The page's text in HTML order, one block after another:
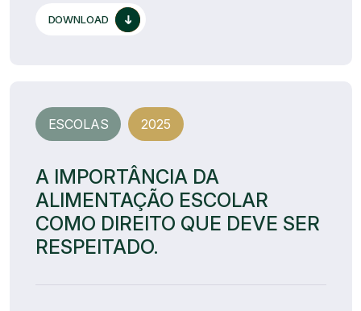
DOWNLOAD
ESCOLAS 2025
A IMPORTÂNCIA DA
ALIMENTAÇÃO ESCOLAR
COMO DIREITO QUE DEVE SER
RESPEITADO.